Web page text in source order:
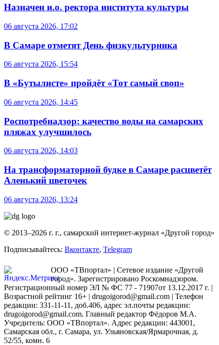
Назначен и.о. ректора института культуры
06 августа 2026, 17:02
В Самаре отметят День физкультурника
06 августа 2026, 15:54
В «Бутылисте» пройдёт «Тот самый своп»
06 августа 2026, 14:45
Роспотребнадзор: качество воды на самарских
пляжах улучшилось
06 августа 2026, 14:03
На трансформаторной будке в Самаре расцветёт
Аленький цветочек
06 августа 2026, 13:24
© 2013–2026 г. г., самарский интернет-журнал «Другой город»
Подписывайтесь: Вконтакте, Telegram
ООО «ТВпортал» | Сетевое издание «Другой
город». Зарегистрировано Роскомнадзором.
Регистрационный номер ЭЛ № ФС 77 - 71907от 13.12.2017 г. |
Возрастной рейтинг 16+ | drugoigorod@gmail.com | Телефон
редакции: 331-11-11, доб.406, адрес эл.почты редакции:
drugoigorod@gmail.com. Главный редактор Фёдоров М.А.
Учредитель: ООО «ТВпортал». Адрес редакции: 443001,
Самарская обл., г. Самара, ул. Ульяновская/Ярмарочная, д.
52/55, комн. 6